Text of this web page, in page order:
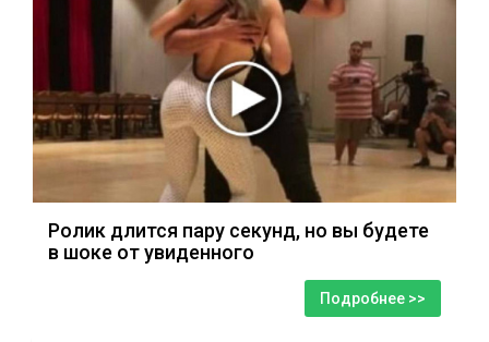
Ролик длится пару секунд, но вы будете
в шоке от увиденного
Подробнее >>